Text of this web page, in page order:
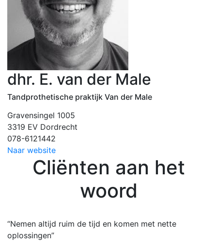
dhr. E. van der Male
Tandprothetische praktijk Van der Male
Gravensingel 1005
3319 EV Dordrecht
078-6121442
Naar website
Cliënten aan het
woord
“Nemen altijd ruim de tijd en komen met nette
oplossingen”